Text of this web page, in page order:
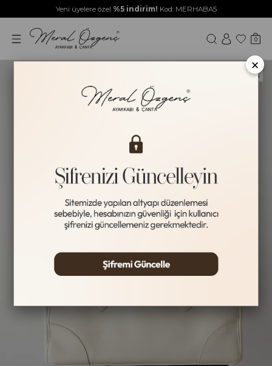
Yeni üyelere özel %5 indirim! Kod: MERHABA5
0
Yeni Ürün
×